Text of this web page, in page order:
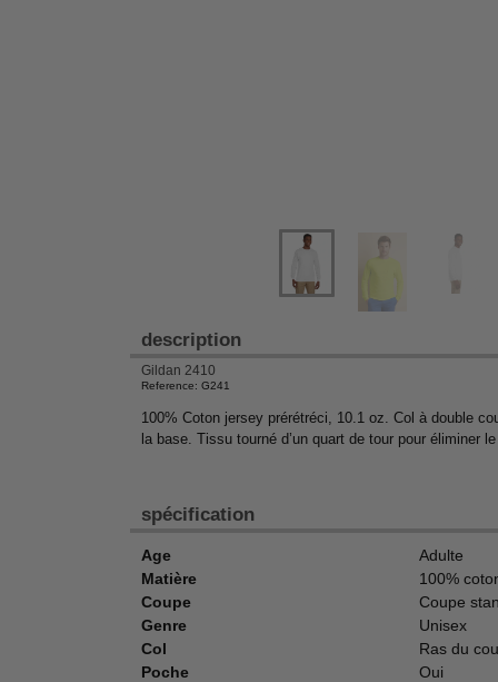
description
Gildan 2410
Reference: G241
100% Coton jersey prérétréci, 10.1 oz. Col à double
la base. Tissu tourné d’un quart de tour pour éliminer
spécification
Age
Adulte
Matière
100%
Coupe
Coupe
Genre
Unisex
Col
Ras du cou
Poche
Oui